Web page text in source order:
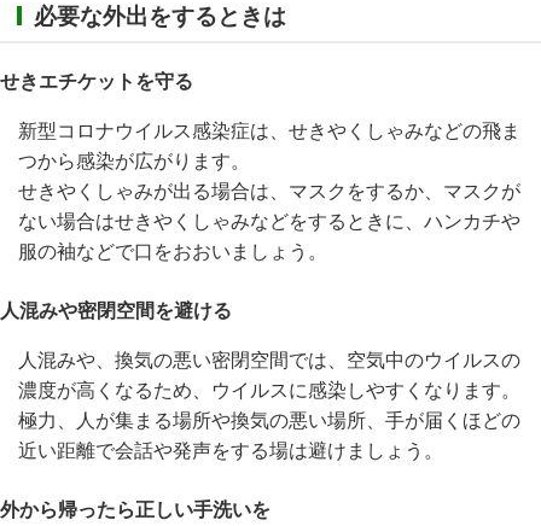
必要な外出をするときは
せきエチケットを守る
新型コロナウイルス感染症は、せきやくしゃみなどの飛ま
つから感染が広がります。
せきやくしゃみが出る場合は、マスクをするか、マスクが
ない場合はせきやくしゃみなどをするときに、ハンカチや
服の袖などで口をおおいましょう。
人混みや密閉空間を避ける
人混みや、換気の悪い密閉空間では、空気中のウイルスの
濃度が高くなるため、ウイルスに感染しやすくなります。
極力、人が集まる場所や換気の悪い場所、手が届くほどの
近い距離で会話や発声をする場は避けましょう。
外から帰ったら正しい手洗いを